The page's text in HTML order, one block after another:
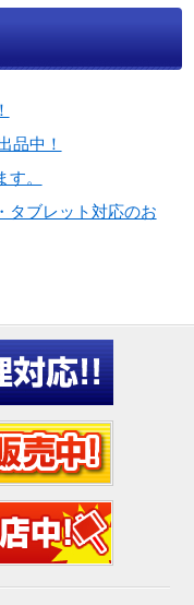
品中！
。
タブレット対応のお